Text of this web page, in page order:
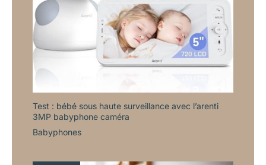
votre totale tranquillité d’esprit,
nous vous offrons une garantie
satisfait ou remboursé de 90
jours et une garantie prolongée
de 2 ans. Achetez en toute
confiance, nous veillons sur
vous et votre bébé
Test : bébé sous haute surveillance avec l’arenti
3MP babyphone caméra
Babyphones